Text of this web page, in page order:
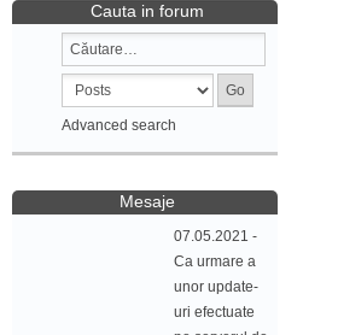
Cauta in forum
Advanced search
Mesaje
07.05.2021 -
Ca urmare a
unor update-
uri efectuate